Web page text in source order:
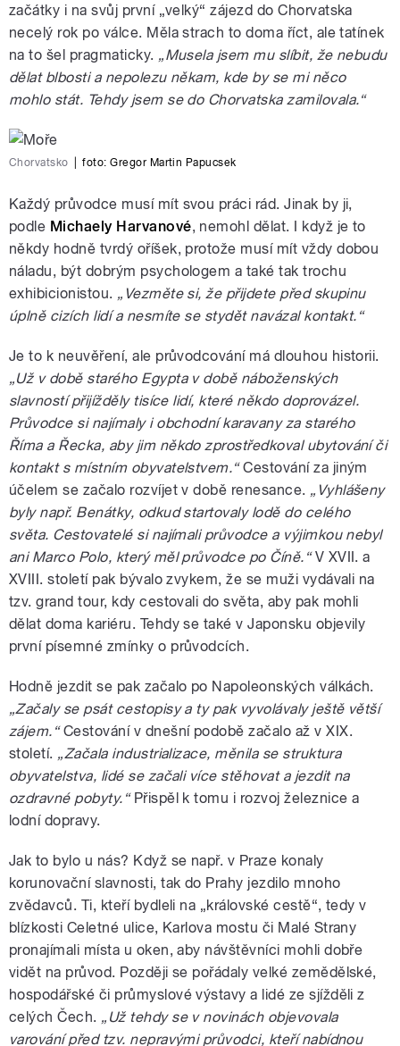
začátky i na svůj první „velký“ zájezd do Chorvatska
necelý rok po válce. Měla strach to doma říct, ale tatínek
na to šel pragmaticky. „Musela jsem mu slíbit, že nebudu
dělat blbosti a nepolezu někam, kde by se mi něco
mohlo stát. Tehdy jsem se do Chorvatska zamilovala.“
Chorvatsko foto:Gregor Martin Papucsek
Každý průvodce musí mít svou práci rád. Jinak by ji,
podle Michaely Harvanové, nemohl dělat. I když je to
někdy hodně tvrdý oříšek, protože musí mít vždy dobou
náladu, být dobrým psychologem a také tak trochu
exhibicionistou. „Vezměte si, že přijdete před skupinu
úplně cizích lidí a nesmíte se stydět navázal kontakt.“
Je to k neuvěření, ale průvodcování má dlouhou historii.
„Už v době starého Egypta v době náboženských
slavností přijížděly tisíce lidí, které někdo doprovázel.
Průvodce si najímaly i obchodní karavany za starého
Říma a Řecka, aby jim někdo zprostředkoval ubytování či
kontakt s místním obyvatelstvem.“Cestování za jiným
účelem se začalo rozvíjet v době renesance. „Vyhlášeny
byly např. Benátky, odkud startovaly lodě do celého
světa. Cestovatelé si najímali průvodce a výjimkou nebyl
ani Marco Polo, který měl průvodce po Číně.“V XVII. a
XVIII. století pak bývalo zvykem, že se muži vydávali na
tzv. grand tour, kdy cestovali do světa, aby pak mohli
dělat doma kariéru. Tehdy se také v Japonsku objevily
první písemné zmínky o průvodcích.
Hodně jezdit se pak začalo po Napoleonských válkách.
„Začaly se psát cestopisy a ty pak vyvolávaly ještě větší
zájem.“Cestování v dnešní podobě začalo až v XIX.
století. „Začala industrializace, měnila se struktura
obyvatelstva, lidé se začali více stěhovat a jezdit na
ozdravné pobyty.“Přispěl k tomu i rozvoj železnice a
lodní dopravy.
Jak to bylo u nás? Když se např. v Praze konaly
korunovační slavnosti, tak do Prahy jezdilo mnoho
zvědavců. Ti, kteří bydleli na „královské cestě“, tedy v
blízkosti Celetné ulice, Karlova mostu či Malé Strany
pronajímali místa u oken, aby návštěvníci mohli dobře
vidět na průvod. Později se pořádaly velké zemědělské,
hospodářské či průmyslové výstavy a lidé ze sjížděli z
celých Čech. „Už tehdy se v novinách objevovala
varování před tzv. nepravými průvodci, kteří nabídnou